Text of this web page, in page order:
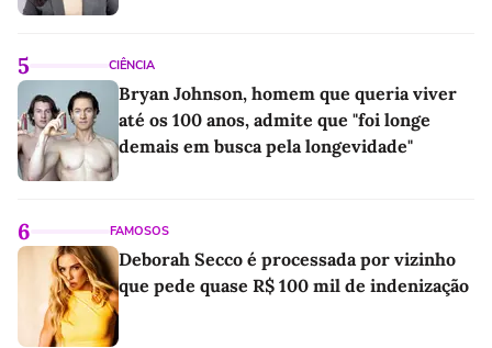
5 CIÊNCIA
Bryan Johnson, homem que queria viver
até os 100 anos, admite que "foi longe
demais em busca pela longevidade"
6 FAMOSOS
Deborah Secco é processada por vizinho
que pede quase R$ 100 mil de indenização